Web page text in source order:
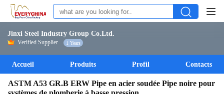
Jinxi Steel Industry Group Co.Ltd.
Verified Supplier 1 Years
Accueil Produits Profil Contacts
ASTM A53 GR.B ERW Pipe en acier soudée Pipe noire pour